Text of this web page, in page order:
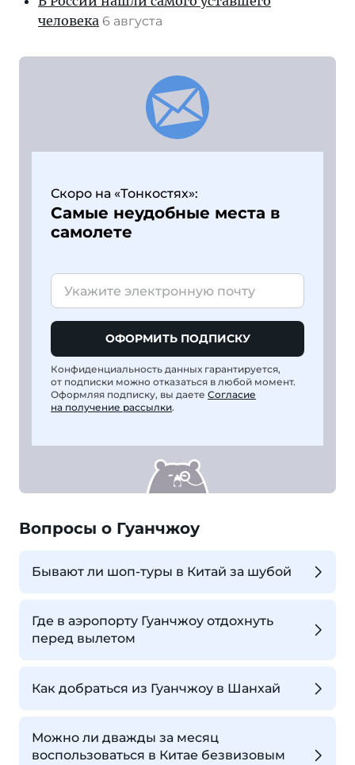
человека 6 августа
Скоро на «Тонкостях»:
Самые неудобные места в
самолете
ОФОРМИТЬ ПОДПИСКУ
Конфиденциальность данных гарантируется,
от подписки можно отказаться в любой момент.
Оформляя подписку, вы даете Согласие
на получение рассылки.
Вопросы о Гуанчжоу
Бывают ли шоп-туры в Китай за шубой
Где в аэропорту Гуанчжоу отдохнуть
перед вылетом
Как добраться из Гуанчжоу в Шанхай
Можно ли дважды за месяц
воспользоваться в Китае безвизовым